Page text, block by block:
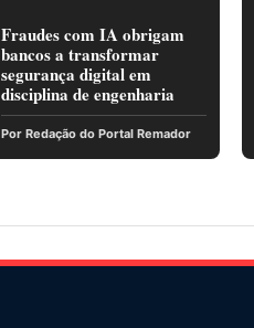
Fraudes com IA obrigam
bancos a transformar
segurança digital em
disciplina de engenharia
Por Redação do Portal Remador